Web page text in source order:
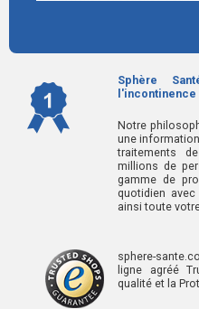
Sphère
Notre
une
traitements
millions de
gamme de
quotidien
ainsi toute
sphere-
ligne agréé
qualité et la